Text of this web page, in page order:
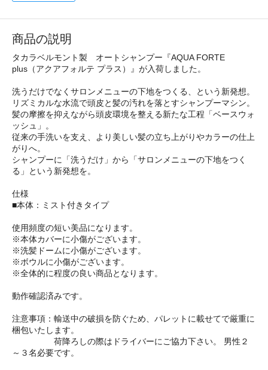
商品の説明
タカラベルモント製 オートシャンプー『AQUA FORTE
plus（アクアフォルテ プラス）』が入荷しました。
洗うだけでなくサロンメニューの下地をつくる、という新発想。
リズミカルな水流で頭皮と髪の汚れを落とすシャンプーマシン。
髪の摩擦を抑えながら頭皮環境を整える新たな工程「ベースウォ
ッシュ」。
従来の手洗いを支え、より美しい髪の立ち上がりやカラーの仕上
がりへ。
シャンプーに「洗うだけ」から「サロンメニューの下地をつく
る」という新発想を。
仕様
■本体：ミスト付きタイプ
使用頻度の短い美品になります。
※本体カバーに小傷がございます。
※洗髪ドームに小傷がございます。
※ボウルに小傷がございます。
※全体的に程度の良い商品となります。
動作確認済みです。
注意事項：輸送中の破損を防ぐため、パレットに載せてで厳重に
梱包いたします。
荷降ろしの際はドライバーにご協力下さい。 男性２
～３名必要です。